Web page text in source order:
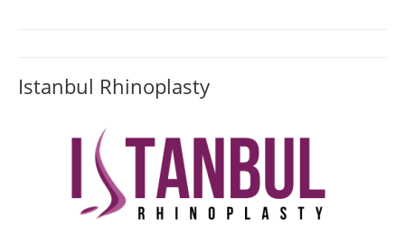
Istanbul Rhinoplasty